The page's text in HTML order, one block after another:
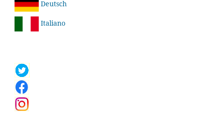
Deutsch
Italiano